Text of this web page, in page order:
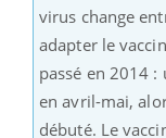
virus change
adapter le
passé en 2014
en avril-mai,
débuté. Le